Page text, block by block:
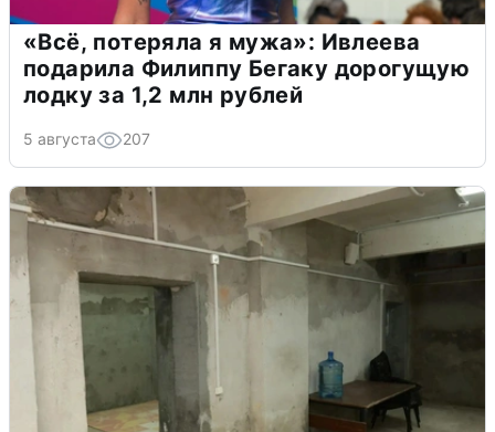
«Всё, потеряла я мужа»: Ивлеева
подарила Филиппу Бегаку дорогущую
лодку за 1,2 млн рублей
5 августа 207